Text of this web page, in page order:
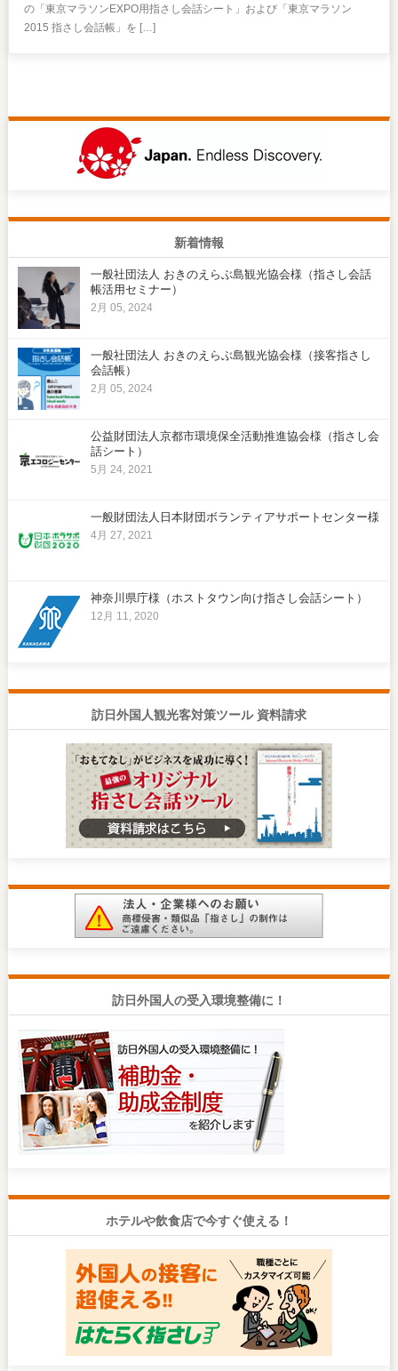
の「東京マラソンEXPO用指さし会話シート」および「東京マラソン
2015 指さし会話帳」を […]
新着情報
一般社団法人 おきのえらぶ島観光協会様（指さし会話
帳活用セミナー）
2月 05, 2024
一般社団法人 おきのえらぶ島観光協会様（接客指さし
会話帳）
2月 05, 2024
公益財団法人京都市環境保全活動推進協会様（指さし会
話シート）
5月 24, 2021
一般財団法人日本財団ボランティアサポートセンター様
4月 27, 2021
神奈川県庁様（ホストタウン向け指さし会話シート）
12月 11, 2020
訪日外国人観光客対策ツール 資料請求
訪日外国人の受入環境整備に！
ホテルや飲食店で今すぐ使える！